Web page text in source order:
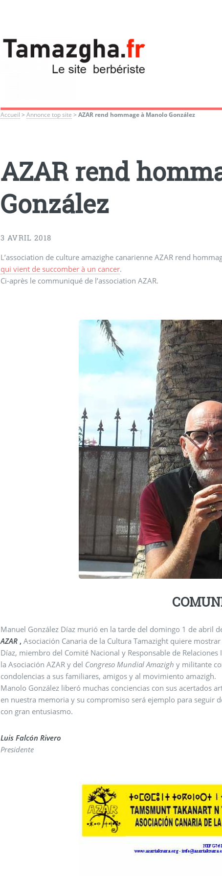
Accueil >Annonce top site >AZAR rend hommage à Manolo González
AZAR rend
González
3 AVRIL 2018
L’association de culture amazighe canarienne AZAR rend
qui vient de succomber à un cancer.
Ci-après le communiqué de l’association AZAR.
Manuel González Díaz murió en la tarde del domingo 1 de abril
AZAR , Asociación Canaria de la Cultura Tamazight quiere mostrar su dolor y su pesar por el fallecimiento de Manuel González
Díaz, miembro del Comité Nacional y Responsable de Relaciones Internaciones de FREPIC-AWANYAK, uno de los Fundadores de
la Asociación AZAR y del Congreso Mundial Amazigh y militante comprometido con la
condolencias a sus familiares, amigos y al movimiento amazigh.
Manolo González liberó muchas conciencias con sus acertados artículos, sus opiniones y su buen hacer, esa
en nuestra memoria y su compromiso será ejemplo para seguir defendiendo los objetivos y los principios por los que trabajó
con gran entusiasmo.
Luis Falcón Rivero
Presidente